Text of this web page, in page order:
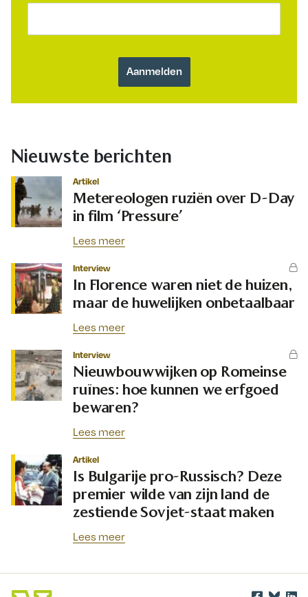
Nieuwste berichten
Artikel
Metereologen ruziën over D-Day
in film ‘Pressure’
Lees meer
Interview
In Florence waren niet de huizen,
maar de huwelijken onbetaalbaar
Lees meer
Interview
Nieuwbouwwijken op Romeinse
ruïnes: hoe kunnen we erfgoed
bewaren?
Lees meer
Artikel
Is Bulgarije pro-Russisch? Deze
premier wilde van zijn land de
zestiende Sovjet-staat maken
Lees meer